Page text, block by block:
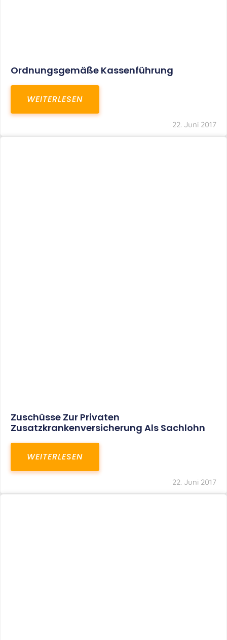
Ordnungsgemäße Kassenführung
WEITERLESEN
22. Juni 2017
Zuschüsse Zur Privaten
Zusatzkrankenversicherung Als Sachlohn
WEITERLESEN
22. Juni 2017